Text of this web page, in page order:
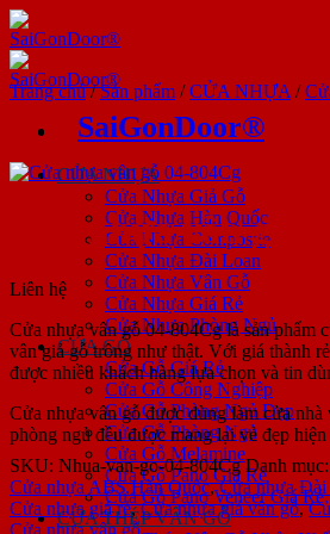
Bỏ
qua
nội
dung
SaiGonDoor®
CỬA NHỰA
Cửa Nhựa Giả Gỗ
Cửa Nhựa Hàn Quốc
Cửa Nhựa Composite
Cửa Nhựa Đài Loan
Cửa Nhựa Vân Gỗ
Cửa Nhựa Giá Rẻ
Cửa Nhựa Phòng Ngủ
CỬA GỖ
Cửa Gỗ Giá Rẻ
Cửa Gỗ Công Nghiệp
Cửa Gỗ Phòng Ngủ Đẹp
Cửa Gỗ Phòng Ngủ
Cửa Gỗ Melamine
Cửa Gỗ Pano Giá Rẻ
Cửa Gỗ Pano Veneer Giá Rẻ
CỬA THÉP VÂN GỖ
Trang chủ / Sản phẩm / CỬA NHỰA /
Cửa nhựa vân gỗ
Liên hệ
Cửa nhựa vân gỗ 04-804Cg là sản phẩm
vân giả gỗ trông như thật. Với giá thành
được nhiều khách hàng lựa chọn và tin
Cửa nhựa vân gỗ được dùng làm cửa nhà
phòng ngủ đều được mang lại vẻ đẹp
SKU: Nhua-van-go-04-804Cg Danh mục:
Cửa nhựa ABS Hàn Quốc,Cửa nhựa Đài
Cửa nhựa giá rẻ,Cửa nhựa giả vân gỗ,
Cửa nhựa vân gỗ